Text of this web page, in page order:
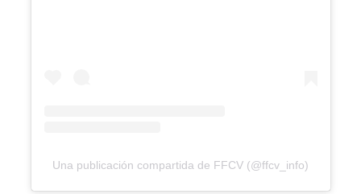
Una publicación compartida de FFCV (@ffcv_info)